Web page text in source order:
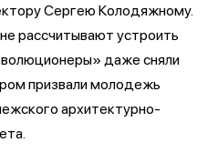
Сергею Колодяжному.
рассчитывают устроить
даже сняли
призвали молодежь
архитектурно-